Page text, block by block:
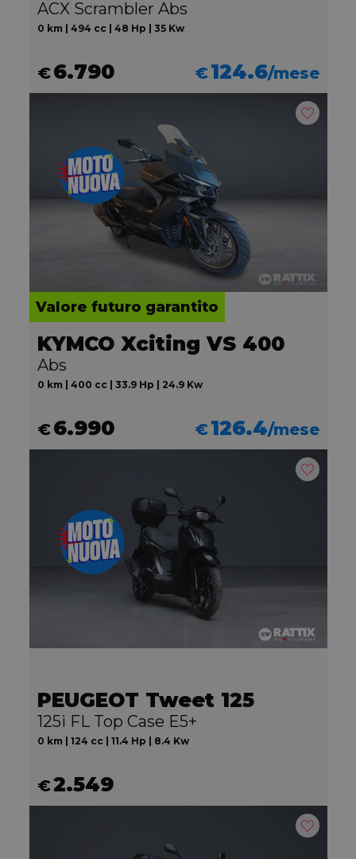
ACX Scrambler Abs
0 km | 494 cc | 48 Hp | 35 Kw
€6.790 €124.6/mese
Valore futuro garantito
KYMCO Xciting VS 400
Abs
0 km | 400 cc | 33.9 Hp | 24.9 Kw
€6.990 €126.4/mese
PEUGEOT Tweet 125
125i FL Top Case E5+
0 km | 124 cc | 11.4 Hp | 8.4 Kw
€2.549